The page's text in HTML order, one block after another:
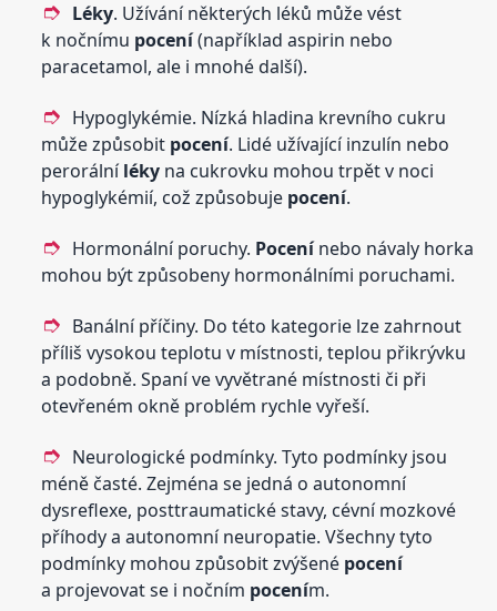
Léky. Užívání některých léků může vést
k nočnímu pocení(například aspirin nebo
paracetamol, ale i mnohé další).
Hypoglykémie. Nízká hladina krevního cukru
může způsobit pocení. Lidé užívající inzulín nebo
perorálníléky na cukrovku mohou trpět v noci
hypoglykémií, což způsobuje pocení.
Hormonální poruchy. Pocenínebo návaly horka
mohou být způsobeny hormonálními poruchami.
Banální příčiny. Do této kategorie lze zahrnout
příliš vysokou teplotu v místnosti, teplou přikrývku
a podobně. Spaní ve vyvětrané místnosti či při
otevřeném okně problém rychle vyřeší.
Neurologické podmínky. Tyto podmínky jsou
méně časté. Zejména se jedná o autonomní
dysreflexe, posttraumatické stavy, cévní mozkové
příhody a autonomní neuropatie. Všechny tyto
podmínky mohou způsobit zvýšené pocení
a projevovat se i nočním pocením.